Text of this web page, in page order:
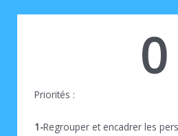
0
Priorités :
1-Regrouper et encadrer les